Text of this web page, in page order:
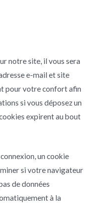
notre site, il vous sera
e-mail et site
pour votre confort afin
si vous déposez un
expirent au bout
un cookie
si votre navigateur
de données
à la